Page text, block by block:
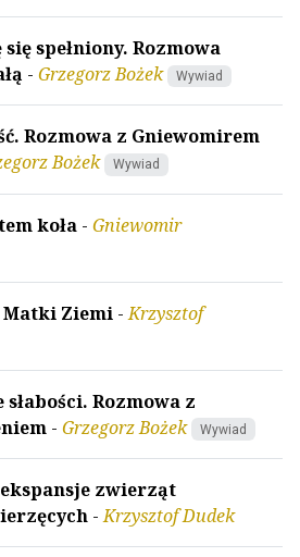
spełniony. Rozmowa
- Grzegorz Bożek Wywiad
Rozmowa z Gniewomirem
Bożek Wywiad
koła - Gniewomir
Ziemi -Krzysztof
słabości. Rozmowa z
- Grzegorz Bożek Wywiad
zwierząt
-Krzysztof Dudek